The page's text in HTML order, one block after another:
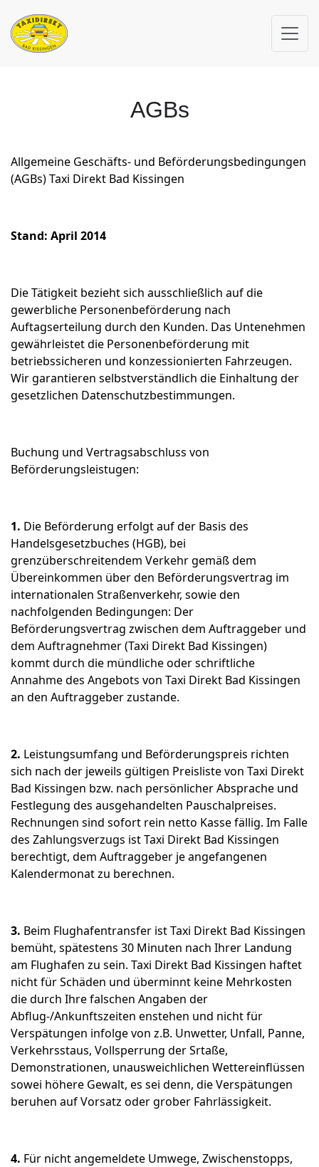
AGBs
Allgemeine Geschäfts- und Beförderungsbedingungen
(AGBs) Taxi Direkt Bad Kissingen
Stand: April 2014
Die Tätigkeit bezieht sich ausschließlich auf die
gewerbliche Personenbeförderung nach
Auftagserteilung durch den Kunden. Das Untenehmen
gewährleistet die Personenbeförderung mit
betriebssicheren und konzessionierten Fahrzeugen.
Wir garantieren selbstverständlich die Einhaltung der
gesetzlichen Datenschutzbestimmungen.
Buchung und Vertragsabschluss von
Beförderungsleistugen:
1. Die Beförderung erfolgt auf der Basis des
Handelsgesetzbuches (HGB), bei
grenzüberschreitendem Verkehr gemäß dem
Übereinkommen über den Beförderungsvertrag im
internationalen Straßenverkehr, sowie den
nachfolgenden Bedingungen: Der
Beförderungsvertrag zwischen dem Auftraggeber und
dem Auftragnehmer (Taxi Direkt Bad Kissingen)
kommt durch die mündliche oder schriftliche
Annahme des Angebots von Taxi Direkt Bad Kissingen
an den Auftraggeber zustande.
2. Leistungsumfang und Beförderungspreis richten
sich nach der jeweils gültigen Preisliste von Taxi Direkt
Bad Kissingen bzw. nach persönlicher Absprache und
Festlegung des ausgehandelten Pauschalpreises.
Rechnungen sind sofort rein netto Kasse fällig. Im Falle
des Zahlungsverzugs ist Taxi Direkt Bad Kissingen
berechtigt, dem Auftraggeber je angefangenen
Kalendermonat zu berechnen.
3. Beim Flughafentransfer ist Taxi Direkt Bad Kissingen
bemüht, spätestens 30 Minuten nach Ihrer Landung
am Flughafen zu sein. Taxi Direkt Bad Kissingen haftet
nicht für Schäden und überminnt keine Mehrkosten
die durch Ihre falschen Angaben der
Abflug-/Ankunftszeiten enstehen und nicht für
Verspätungen infolge von z.B. Unwetter, Unfall, Panne,
Verkehrsstaus, Vollsperrung der Srtaße,
Demonstrationen, unausweichlichen Wettereinflüssen
sowei höhere Gewalt, es sei denn, die Verspätungen
beruhen auf Vorsatz oder grober Fahrlässigkeit.
4. Für nicht angemeldete Umwege, Zwischenstopps,